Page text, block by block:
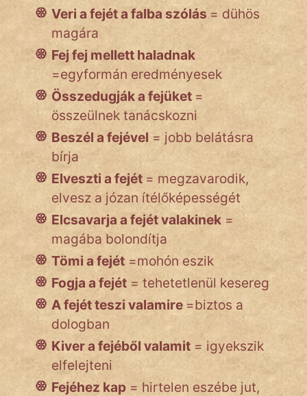
Név nélkül
pszichopati
szegény legény
Hoffer Botond
szemfüles
Veri a fejét a falba szólás = dühös
magára
Fej fej mellett haladnak
=egyformán eredményesek
Összedugják a fejüket =
összeülnek tanácskozni
Beszél a fejével = jobb belátásra
bírja
Elveszti a fejét = megzavarodik,
elvesz a józan ítélőképességét
Elcsavarja a fejét valakinek =
magába bolondítja
Tömi a fejét =mohón eszik
Fogja a fejét = tehetetlenül kesereg
A fejét teszi valamire =biztos a
dologban
Kiver a fejéből valamit = igyekszik
elfelejteni
Fejéhez kap = hirtelen eszébe jut,